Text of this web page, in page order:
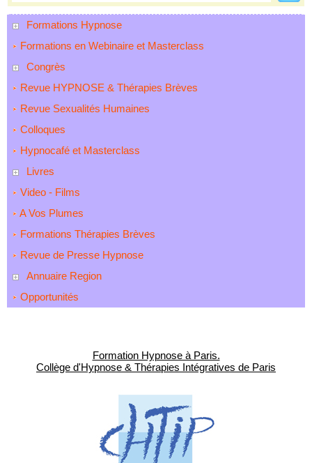
Formations Hypnose
Formations en Webinaire et Masterclass
Congrès
Revue HYPNOSE & Thérapies Brèves
Revue Sexualités Humaines
Colloques
Hypnocafé et Masterclass
Livres
Video - Films
A Vos Plumes
Formations Thérapies Brèves
Revue de Presse Hypnose
Annuaire Region
Opportunités
Formation Hypnose à Paris.
Collège d'Hypnose & Thérapies Intégratives de Paris